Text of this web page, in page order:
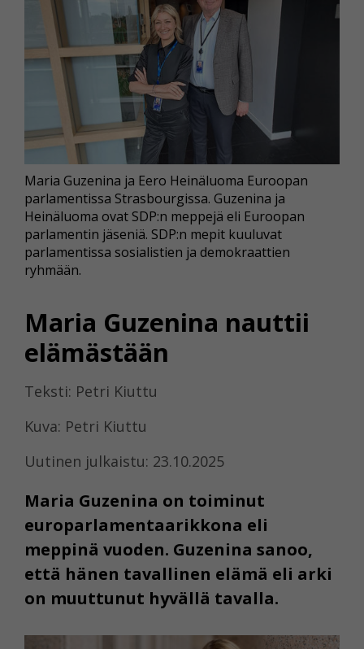
Maria Guzenina nauttii
elämästään
Teksti: Petri Kiuttu
Kuva: Petri Kiuttu
Uutinen julkaistu: 23.10.2025
Maria Guzenina on toiminut
europarlamentaarikkona eli
meppinä vuoden. Guzenina sanoo,
että hänen tavallinen elämä eli arki
on muuttunut hyvällä tavalla.
Maria Guzenina ja Eero Heinäluoma Euroopan
parlamentissa Strasbourgissa. Guzenina ja
Heinäluoma ovat SDP:n meppejä eli Euroopan
parlamentin jäseniä. SDP:n mepit kuuluvat
parlamentissa sosialistien ja demokraattien
ryhmään.